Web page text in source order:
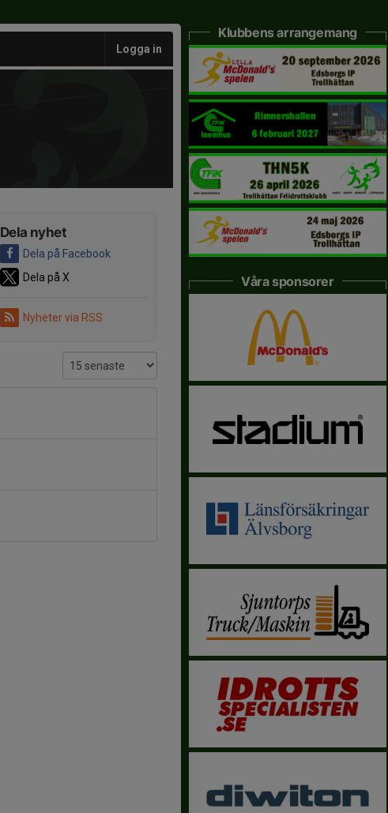
Logga in
Dela nyhet
Dela på Facebook
Dela på X
Nyheter via RSS
Klubbens arrangemang
Våra sponsorer